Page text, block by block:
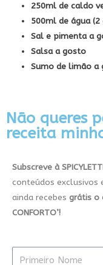
250ml de caldo
500ml de água (2
Sal e pimenta a
Salsa a gosto
Sumo de limão a
Não queres
receita
Subscreve à
conteúdos exclusivos
ainda recebes grátis o
CONFORTO’!